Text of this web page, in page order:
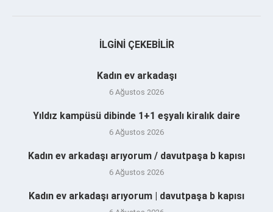
İLGINI ÇEKEBILIR
Kadın ev arkadaşı
6 Ağustos 2026
Yıldız kampüsü dibinde 1+1 eşyalı kiralık daire
6 Ağustos 2026
Kadın ev arkadaşı arıyorum / davutpaşa b kapısı
6 Ağustos 2026
Kadın ev arkadaşı arıyorum | davutpaşa b kapısı